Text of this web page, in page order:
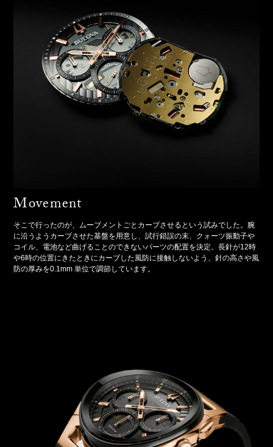
Movement
そこで行ったのが、ムーブメントごとカーブさせるという試みでした。腕
に沿うようカーブさせた基盤を用意し、試行錯誤の末、クォーツ振動子や
コイル、電池など曲げることのできないパーツの配置を決定。長針が12時
や6時の位置にきたときにカーブした風防に接触しないよう、針の高さや風
防の厚みを0.1mm 単位で調節しています。